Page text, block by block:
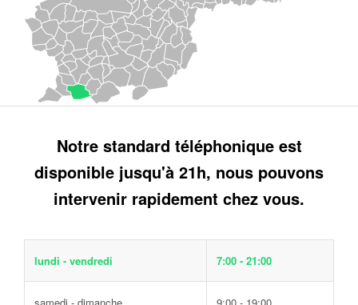
Notre standard téléphonique est
disponible jusqu'à 21h, nous pouvons
intervenir rapidement chez vous.
lundi - vendredi 7:00 - 21:00